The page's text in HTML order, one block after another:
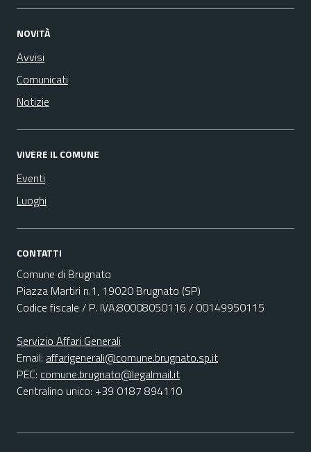
NOVITÀ
Avvisi
Comunicati
Notizie
VIVERE IL COMUNE
Eventi
Luoghi
CONTATTI
Comune di Brugnato
Piazza Martiri n.1, 19020 Brugnato (SP)
Codice fiscale / P. IVA:80008050116 / 00149950115
Servizio Affari Generali
Email: affarigenerali@comune.brugnato.sp.it
PEC: comune.brugnato@legalmail.it
Centralino unico: +39 0187 894110